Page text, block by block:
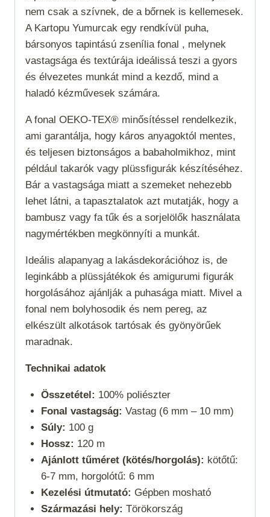
nem csak a szívnek, de a bőrnek is kellemesek.
A Kartopu Yumurcak egy rendkívül puha,
bársonyos tapintású zsenília fonal , melynek
vastagsága és textúrája ideálissá teszi a gyors
és élvezetes munkát mind a kezdő, mind a
haladó kézművesek számára.
A fonal OEKO-TEX® minősítéssel rendelkezik,
ami garantálja, hogy káros anyagoktól mentes,
és teljesen biztonságos a babaholmikhoz, mint
például takarók vagy plüssfigurák készítéséhez.
Bár a vastagsága miatt a szemeket nehezebb
lehet látni, a tapasztalatok azt mutatják, hogy a
bambusz vagy fa tűk és a sorjelölők használata
nagymértékben megkönnyíti a munkát.
Ideális alapanyag a lakásdekorációhoz is, de
leginkább a plüssjátékok és amigurumi figurák
horgolásához ajánlják a puhasága miatt. Mivel a
fonal nem bolyhosodik és nem pereg, az
elkészült alkotások tartósak és gyönyörűek
maradnak.
Technikai adatok
Összetétel: 100% poliészter
Fonal vastagság: Vastag (6 mm – 10 mm)
Súly: 100 g
Hossz: 120 m
Ajánlott tűméret (kötés/horgolás): kötőtű:
6-7 mm, horgolótű: 6 mm
Kezelési útmutató: Gépben mosható
Származási hely: Törökország